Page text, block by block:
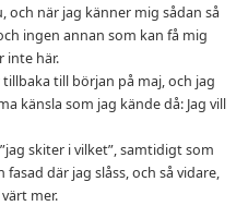
och när jag känner mig sådan så
ingen annan som kan få mig
inte här.
tillbaka till början på maj, och jag
känsla som jag kände då: Jag vill
skiter i vilket”, samtidigt som
där jag slåss, och så vidare,
mer.